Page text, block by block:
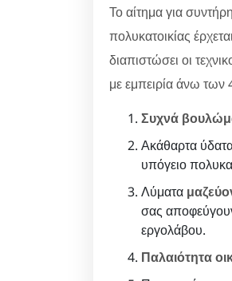
Το αίτημα για
πολυκατοικίας
διαπιστώσει οι
με εμπειρία άνω των
Συχνά
Ακάθαρτα
υπόγειο
Λύματα
σας
εργολάβου.
Παλαιότητα